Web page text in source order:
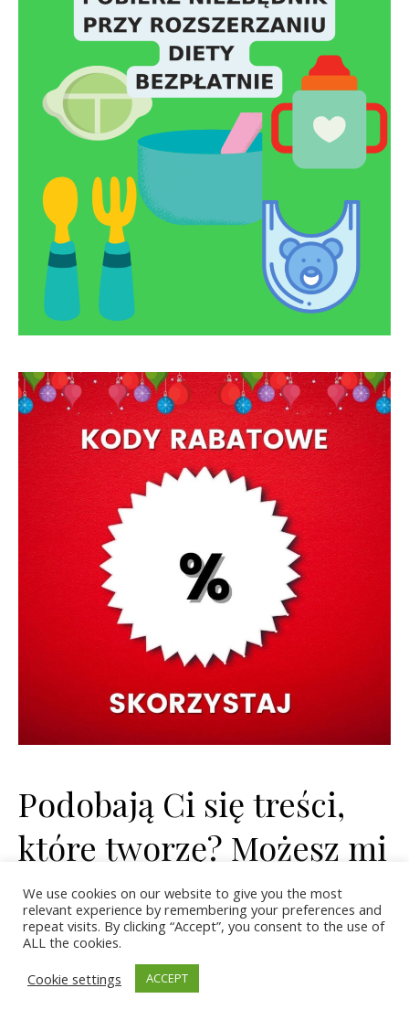
Podobają Ci się treści,
które tworzę? Możesz mi
podziękować kupując
kawkę;)
We use cookies on our website to give you the most
relevant experience by remembering your preferences and
repeat visits. By clicking “Accept”, you consent to the use of
ALL the cookies.
Cookie settings
ACCEPT